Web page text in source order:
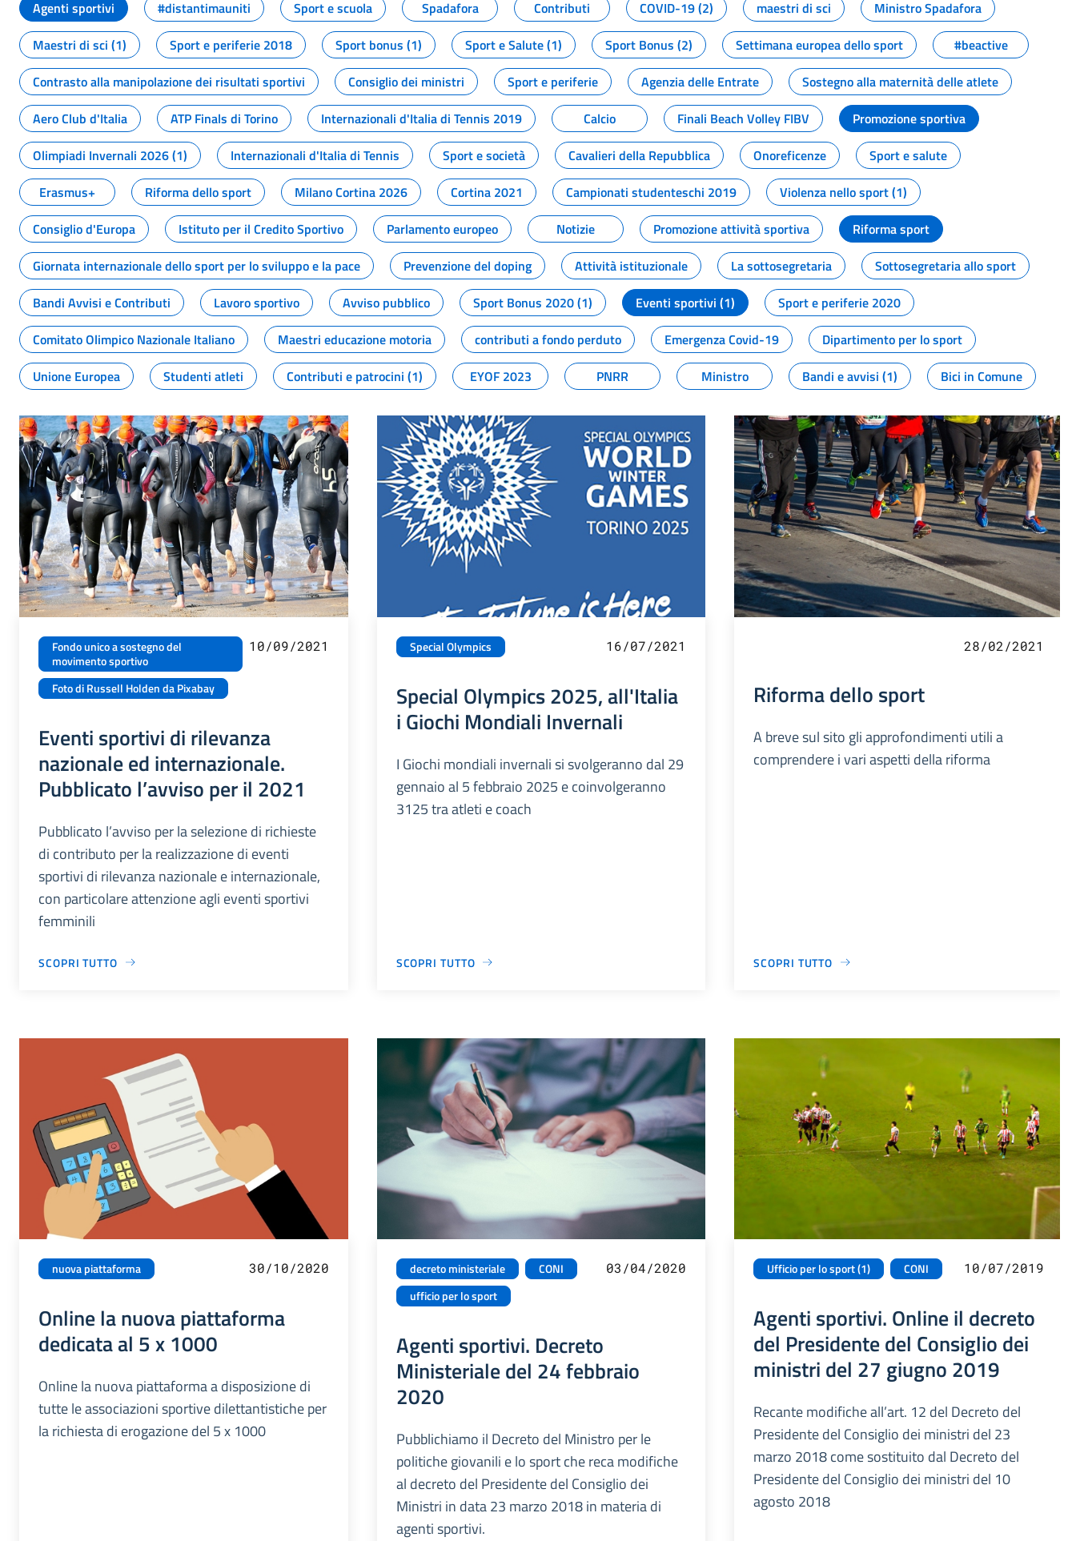
Agenti sportivi
#distantimauniti Sport e scuola Spadafora Contributi COVID-19 (2) maestri di sci
Ministro Spadafora
Maestri di sci (1)
Sport e periferie 2018 Sport bonus (1) Sport e Salute (1) Sport Bonus (2) Settimana europea dello sport
#beactive
Contrasto alla manipolazione dei risultati sportivi
Consiglio dei ministri Sport e periferie Agenzia delle Entrate
Sostegno alla maternità delle atlete
Aero Club d'Italia
ATP Finals di Torino Internazionali d'Italia di Tennis 2019 Calcio Finali Beach Volley FIBV
Promozione sportiva
Olimpiadi Invernali 2026 (1)
Internazionali d'Italia di Tennis Sport e società Cavalieri della Repubblica Onoreficenze
Sport e salute
Erasmus+
Riforma dello sport Milano Cortina 2026 Cortina 2021 Campionati studenteschi 2019
Violenza nello sport (1)
Consiglio d'Europa
Istituto per il Credito Sportivo Parlamento europeo Notizie Promozione attività sportiva
Riforma sport
Giornata internazionale dello sport per lo sviluppo e la pace
Prevenzione del doping Attività istituzionale La sottosegretaria
Sottosegretaria allo sport
Bandi Avvisi e Contributi
Lavoro sportivo Avviso pubblico Sport Bonus 2020 (1) Eventi sportivi (1)
Sport e periferie 2020
Comitato Olimpico Nazionale Italiano
Maestri educazione motoria contributi a fondo perduto Emergenza Covid-19
Dipartimento per lo sport
Unione Europea
Studenti atleti Contributi e patrocini (1) EYOF 2023 PNRR Ministro Bandi e avvisi (1) Bici in Comune
Fondo unico a sostegno del
movimento sportivo
Foto di Russell Holden da Pixabay
10/09/2021
Eventi sportivi di rilevanza
nazionale ed internazionale.
Pubblicato l’avviso per il 2021
Pubblicato l’avviso per la selezione di richieste
di contributo per la realizzazione di eventi
sportivi di rilevanza nazionale e internazionale,
con particolare attenzione agli eventi sportivi
femminili
SCOPRI TUTTO
Special Olympics 16/07/2021
Special Olympics 2025, all'Italia
i Giochi Mondiali Invernali
I Giochi mondiali invernali si svolgeranno dal 29
gennaio al 5 febbraio 2025 e coinvolgeranno
3125 tra atleti e coach
SCOPRI TUTTO
28/02/2021
Riforma dello sport
A breve sul sito gli approfondimenti utili a
comprendere i vari aspetti della riforma
SCOPRI TUTTO
nuova piattaforma 30/10/2020
Online la nuova piattaforma
dedicata al 5 x 1000
Online la nuova piattaforma a disposizione di
tutte le associazioni sportive dilettantistiche per
la richiesta di erogazione del 5 x 1000
decreto ministeriale
CONI
ufficio per lo sport
03/04/2020
Agenti sportivi. Decreto
Ministeriale del 24 febbraio
2020
Pubblichiamo il Decreto del Ministro per le
politiche giovanili e lo sport che reca modifiche
al decreto del Presidente del Consiglio dei
Ministri in data 23 marzo 2018 in materia di
agenti sportivi.
Ufficio per lo sport (1) CONI 10/07/2019
Agenti sportivi. Online il decreto
del Presidente del Consiglio dei
ministri del 27 giugno 2019
Recante modifiche all’art. 12 del Decreto del
Presidente del Consiglio dei ministri del 23
marzo 2018 come sostituito dal Decreto del
Presidente del Consiglio dei ministri del 10
agosto 2018